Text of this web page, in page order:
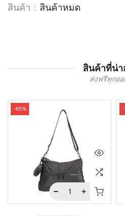
สินค้า : สินค้าหมด
สินค้าที่น่
ส่งฟรีทุกออ
-65%